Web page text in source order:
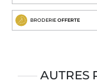
BRODERIE OFFERTE
AUTRES